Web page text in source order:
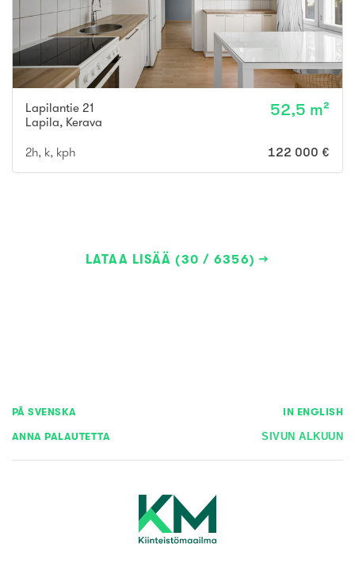
Lapilantie 21
Lapila, Kerava
52,5 m²
2h, k, kph 122 000 €
LATAA LISÄÄ (30 / 6356)
PÅ SVENSKA IN ENGLISH
ANNA PALAUTETTA SIVUN ALKUUN